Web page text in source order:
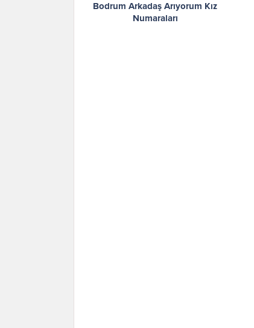
Bodrum Arkadaş Arıyorum Kız
Numaraları